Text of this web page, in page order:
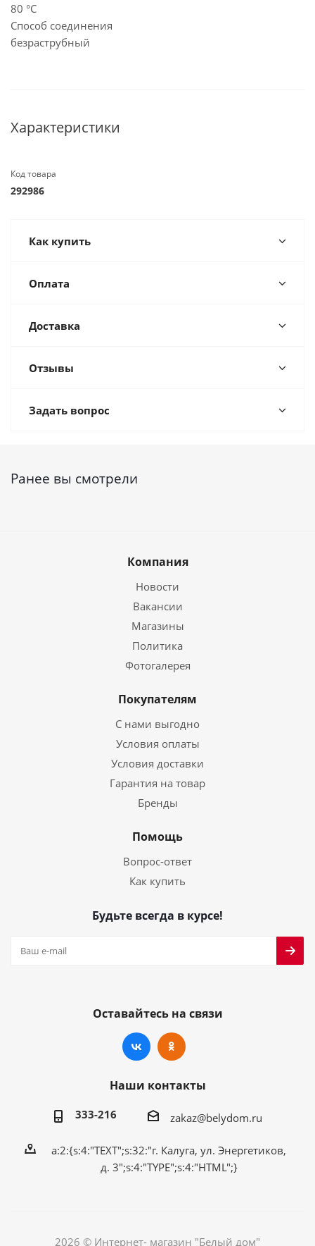
80 °C
Способ соединения
безраструбный
Характеристики
Код товара
292986
Как купить
Оплата
Доставка
Отзывы
Задать вопрос
Ранее вы смотрели
Компания
Новости
Вакансии
Магазины
Политика
Фотогалерея
Покупателям
С нами выгодно
Условия оплаты
Условия доставки
Гарантия на товар
Бренды
Помощь
Вопрос-ответ
Как купить
Будьте всегда в курсе!
Оставайтесь на связи
Наши контакты
333-216 zakaz@belydom.ru
a:2:{s:4:"TEXT";s:32:"г. Калуга, ул. Энергетиков,
д. 3";s:4:"TYPE";s:4:"HTML";}
2026 © Интернет- магазин "Белый дом"